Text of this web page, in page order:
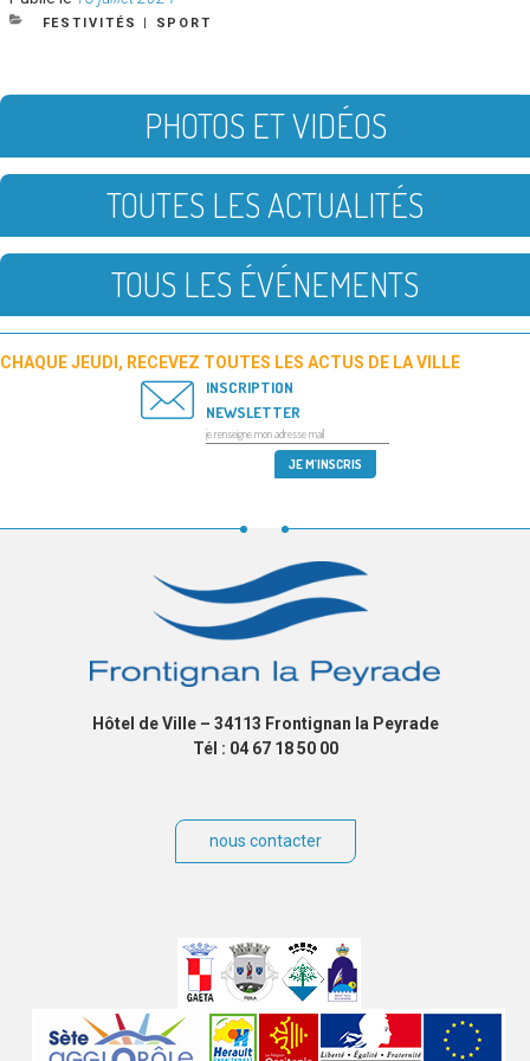
le
CATÉGORIES
FESTIVITÉS | SPORT
PHOTOS ET VIDÉOS
TOUTES LES ACTUALITÉS
TOUS LES ÉVÉNEMENTS
CHAQUE JEUDI, RECEVEZ TOUTES LES ACTUS DE LA VILLE
INSCRIPTION
NEWSLETTER
Hôtel de Ville – 34113 Frontignan la Peyrade
Tél : 04 67 18 50 00
nous contacter
partenaires